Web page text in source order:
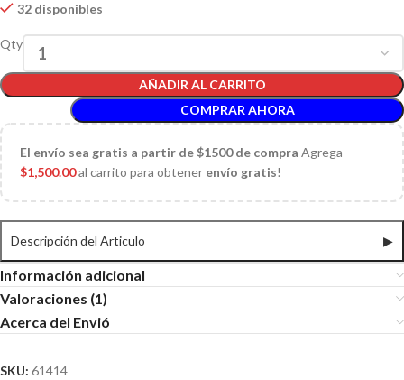
32 disponibles
Qty
AÑADIR AL CARRITO
COMPRAR AHORA
El envío sea gratis a partir de $1500 de compra Agrega
$1,500.00al carrito para obtener envío gratis!
Descripción del Articulo ▶
Información adicional
Valoraciones (1)
Acerca del Envió
SKU: 61414